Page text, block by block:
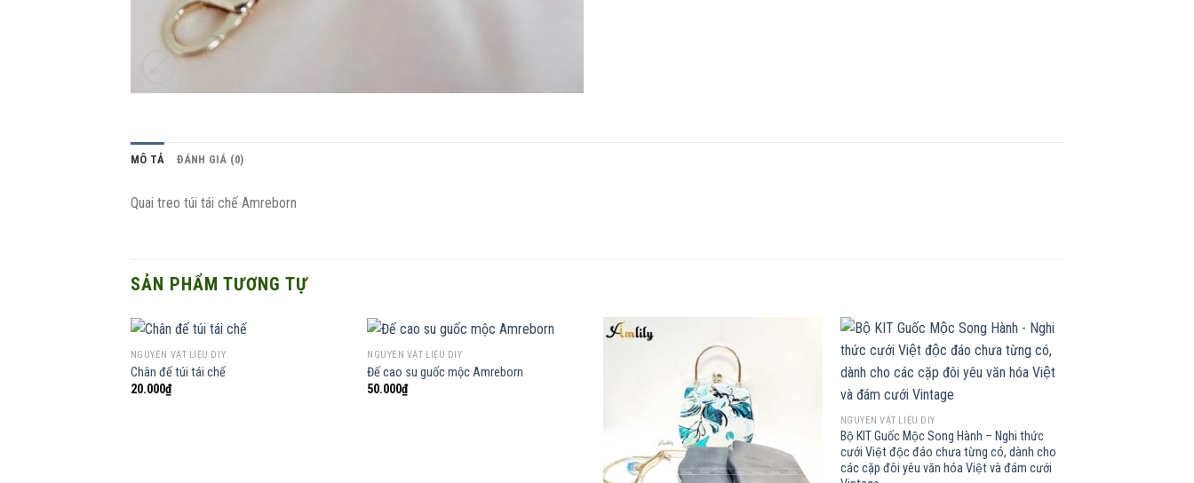
MÔ TẢ ĐÁNH GIÁ (0)
Quai treo túi tái chế Amreborn
SẢN PHẨM TƯƠNG TỰ
NGUYÊN VẬT LIỆU DIY
Chân đế túi tái chế
20.000₫
NGUYÊN VẬT LIỆU DIY
Đế cao su guốc mộc Amreborn
50.000₫
NGUYÊN VẬT LIỆU DIY
Bộ KIT Guốc Mộc Song Hành – Nghi thức
cưới Việt độc đáo chưa từng có, dành cho
các cặp đôi yêu văn hóa Việt và đám cưới